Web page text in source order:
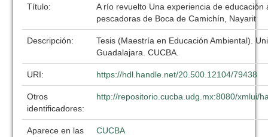
Título:
A río revuelto Una experiencia de educación
pescadoras de Boca de Camichín, Nayarit
Descripción:
Tesis (Maestría en Educación Ambiental).
Guadalajara. CUCBA.
URI: https://hdl.handle.net/20.500.12104/79438
Otros
identificadores:
http://repositorio.cucba.udg.mx:8080/xmlui/
Aparece en las
CUCBA